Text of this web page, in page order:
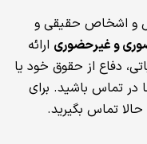
و اشخاص حقیقی و
و غیرحضوری ارائه
دفاع از حقوق خود یا
در تماس باشید. برای
تماس بگیرید.